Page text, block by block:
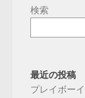
検索
最近の投稿
プレイボー